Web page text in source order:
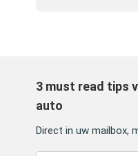
3 must read tips
auto
Direct in uw mailbox,